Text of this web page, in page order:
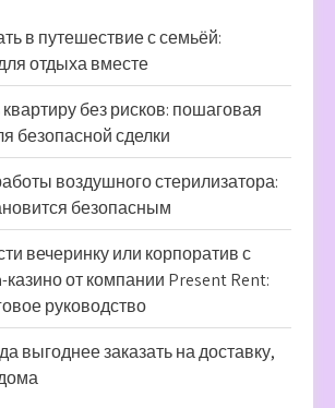
в путешествие с семьёй:
отдыха вместе
квартиру без рисков: пошаговая
безопасной сделки
воздушного стерилизатора:
безопасным
вечеринку или корпоратив с
от компании Present Rent:
руководство
выгоднее заказать на доставку,